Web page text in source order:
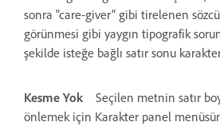
sonra "care-giver" gibi tirelenen
görünmesi gibi yaygın tipografik
şekilde isteğe bağlı satır sonu
Kesme Yok
Seçilen metnin satır
önlemek için Karakter panel